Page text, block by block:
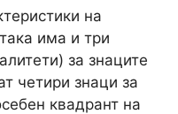
на
има и три
за знаците
четири знаци за
квадрант на